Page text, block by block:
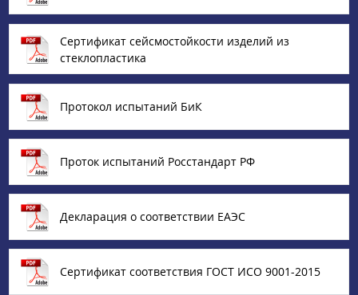
Сертификат сейсмостойкости изделий из
стеклопластика
Протокол испытаний БиК
Проток испытаний Росстандарт РФ
Декларация о соответствии ЕАЭС
Сертификат соответствия ГОСТ ИСО 9001-2015